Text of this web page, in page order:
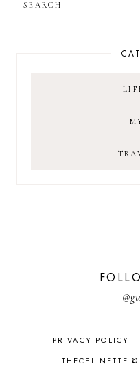
PRIVACY POLICY
THECELINETTE